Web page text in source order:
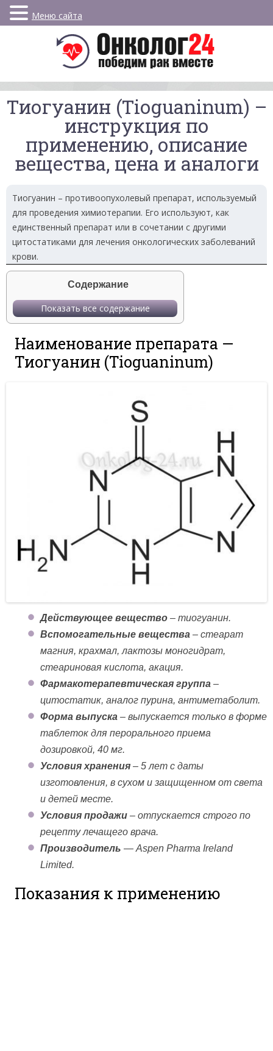
Тиогуанин (Tioguaninum) –
инструкция по
применению, описание
вещества, цена и аналоги
Тиогуанин – противоопухолевый препарат, используемый
для проведения химиотерапии. Его используют, как
единственный препарат или в сочетании с другими
цитостатиками для лечения онкологических заболеваний
крови.
Содержание
Показать все содержание
Наименование препарата —
Тиогуанин (Tioguaninum)
Действующее вещество – тиогуанин.
Вспомогательные вещества – стеарат
магния, крахмал, лактозы моногидрат,
стеариновая кислота, акация.
Фармакотерапевтическая группа –
цитостатик, аналог пурина, антиметаболит.
Форма выпуска – выпускается только в форме
таблеток для перорального приема
дозировкой, 40 мг.
Условия хранения – 5 лет с даты
изготовления, в сухом и защищенном от света
и детей месте.
Условия продажи – отпускается строго по
рецепту лечащего врача.
Производитель — Aspen Pharma Ireland
Limited.
Показания к применению
Меню сайта